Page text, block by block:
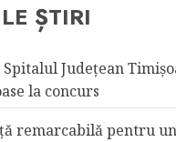
ȘTIRI
Judeţean
la concurs
remarcabilă pentru